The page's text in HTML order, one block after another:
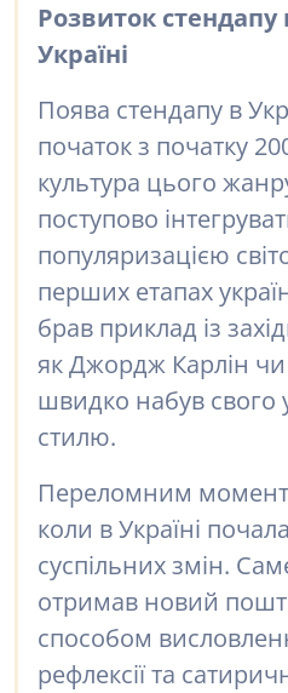
Розвиток стендапу
Україні
Поява стендапу в
початок з початку
культура цього
поступово
популяризацією
перших етапах
брав приклад із
як Джордж Карлін чи
швидко набув свого
стилю.
Переломним
коли в Україні
суспільних змін.
отримав новий
способом
рефлексії та